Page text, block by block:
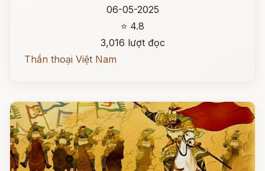
06-05-2025
⭐ 4.8
3,016 lượt đọc
Thần thoại Việt Nam